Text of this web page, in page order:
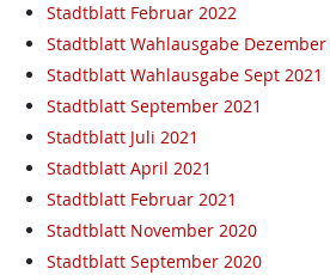
Stadtblatt Februar 2022
Stadtblatt Wahlausgabe Dezember
Stadtblatt Wahlausgabe Sept 2021
Stadtblatt September 2021
Stadtblatt Juli 2021
Stadtblatt April 2021
Stadtblatt Februar 2021
Stadtblatt November 2020
Stadtblatt September 2020